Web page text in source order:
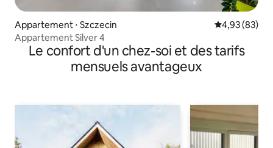
Appartement ⋅ Szczecin Évaluation
4,93 (83)
Appartement Silver 4
Le confort d'un chez-soi et des tarifs
mensuels avantageux